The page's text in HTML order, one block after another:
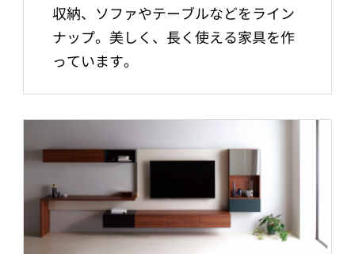
収納、ソファやテーブルなどをライン
ナップ。美しく、長く使える家具を作
っています。